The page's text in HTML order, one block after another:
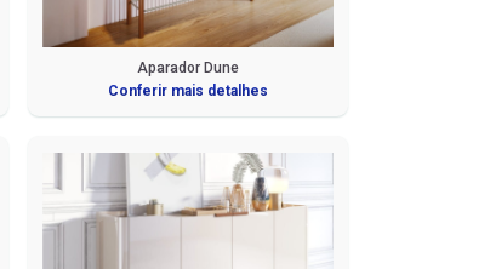
Sofá Automatizado
Aparador Dune
Conferir mais detalhes